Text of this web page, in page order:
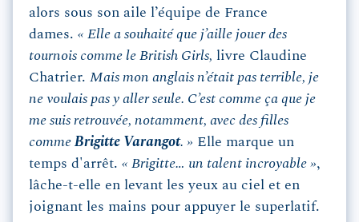
alors sous son aile l’équipe de France
dames. « Elle a souhaité que j’aille jouer des
tournois comme le British Girls, livre Claudine
Chatrier. Mais mon anglais n’était pas terrible, je
ne voulais pas y aller seule. C’est comme ça que je
me suis retrouvée, notamment, avec des filles
comme Brigitte Varangot. » Elle marque un
temps d'arrêt. « Brigitte… un talent incroyable »,
lâche-t-elle en levant les yeux au ciel et en
joignant les mains pour appuyer le superlatif.